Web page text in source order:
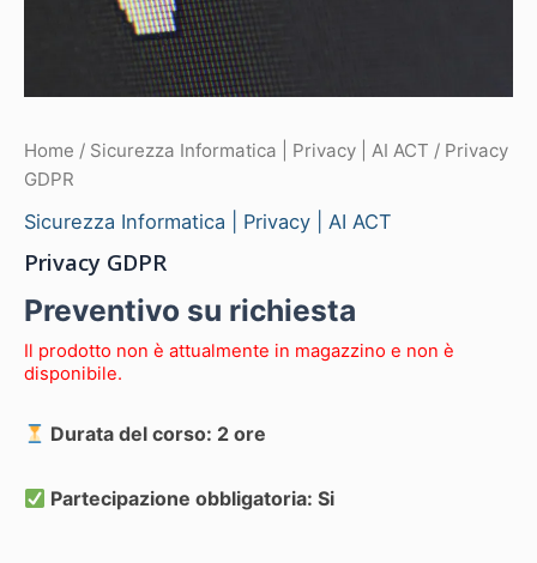
Home / Sicurezza Informatica | Privacy | AI ACT / Privacy
GDPR
Sicurezza Informatica | Privacy | AI ACT
Privacy GDPR
Preventivo su richiesta
Il prodotto non è attualmente in magazzino e non è
disponibile.
Durata del corso: 2 ore
Partecipazione obbligatoria: Si